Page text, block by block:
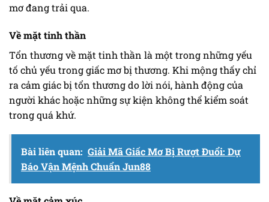
mơ đang trải qua.
Về mặt tinh thần
Tổn thương về mặt tinh thần là một trong những yếu
tố chủ yếu trong giấc mơ bị thương. Khi mộng thấy chỉ
ra cảm giác bị tổn thương do lời nói, hành động của
người khác hoặc những sự kiện không thể kiểm soát
trong quá khứ.
Bài liên quan: Giải Mã Giấc Mơ Bị Rượt Đuổi: Dự
Báo Vận Mệnh Chuẩn Jun88